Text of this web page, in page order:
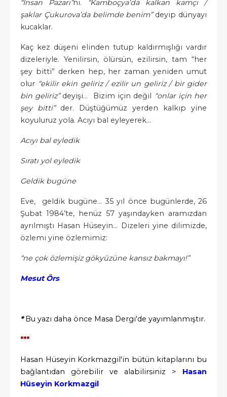
“İnsan Pazarı”nı.
“Kamboçya’da kalkan kamçı /
şaklar Çukurova’da belimde benim”deyip dünyayı
kucaklar.
Kaç kez düşeni elinden tutup kaldırmışlığı vardır
dizeleriyle. Yenilirsin, ölürsün, ezilirsin, tam “her
şey bitti” derken hep, her zaman yeniden umut
olur “ekilir ekin geliriz / ezilir un geliriz / bir gider
bin geliriz”deyişi… Bizim için değil “onlar için her
şey bitti”der. Düştüğümüz yerden kalkıp yine
koyuluruz yola. Acıyı bal eyleyerek…
Acıyı bal eyledik
Sıratı yol eyledik
Geldik bugüne
Eve, geldik bugüne… 35 yıl önce bugünlerde, 26
Şubat 1984’te, henüz 57 yaşındayken aramızdan
ayrılmıştı Hasan Hüseyin… Dizeleri yine dilimizde,
özlemi yine özlemimiz:
“ne çok özlemişiz gökyüzüne kansız bakmayı!”
Mesut Örs
* Bu yazı daha önce Masa Dergi'de yayımlanmıştır.
***
Hasan Hüseyin Korkmazgil'in bütün kitaplarını bu
bağlantıdan görebilir ve alabilirsiniz > Hasan
Hüseyin Korkmazgil